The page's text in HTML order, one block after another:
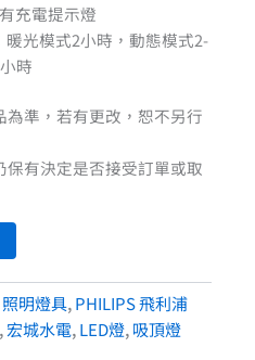
充電提示燈
光模式2小時，動態模式2-
時
準，若有更改，恕不另行
有決定是否接受訂單或取
照明燈具,PHILIPS 飛利浦
,宏城水電,LED燈,吸頂燈